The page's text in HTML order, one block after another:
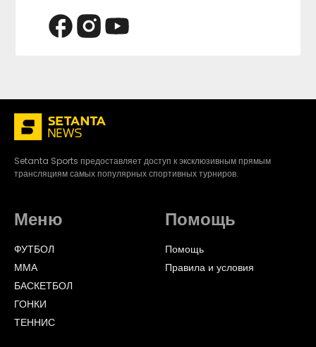
Setanta Sports предоставляет доступ к эксклюзивным прямым
трансляциям самых популярных спортивных турниров.
Меню
ФУТБОЛ
ММА
БАСКЕТБОЛ
ГОНКИ
ТЕННИС
Помощь
Помощь
Правила и условия